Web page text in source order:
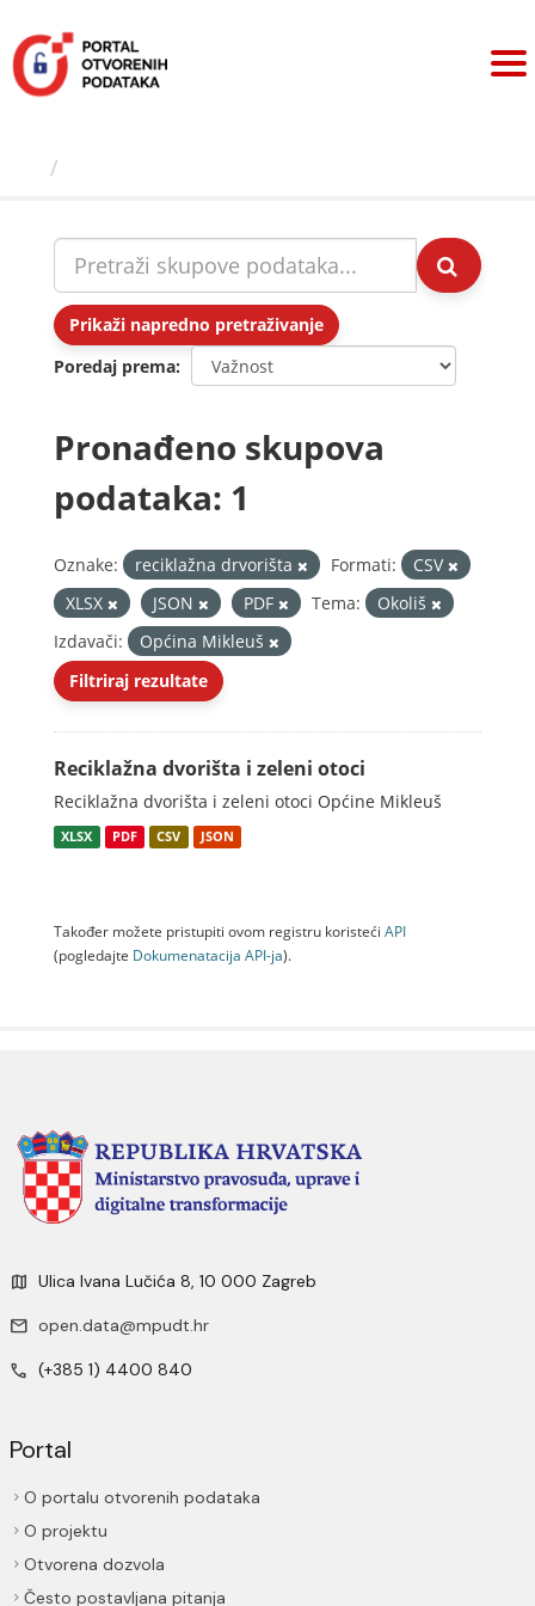
sadržaj
Prikaži napredno pretraživanje
Poredaj prema
Pronađeno skupova
podataka: 1
Oznake: reciklažna drvorišta Formati:
CSV
XLSX
JSON PDF Tema:
Okoliš
Izdavači:
Općina Mikleuš
Filtriraj rezultate
Reciklažna dvorišta i zeleni otoci
Reciklažna dvorišta i zeleni otoci Općine Mikleuš
XLSX PDF CSV JSON
Također možete pristupiti ovom registru koristeći API
(pogledajte Dokumenаtаcijа API-jа).